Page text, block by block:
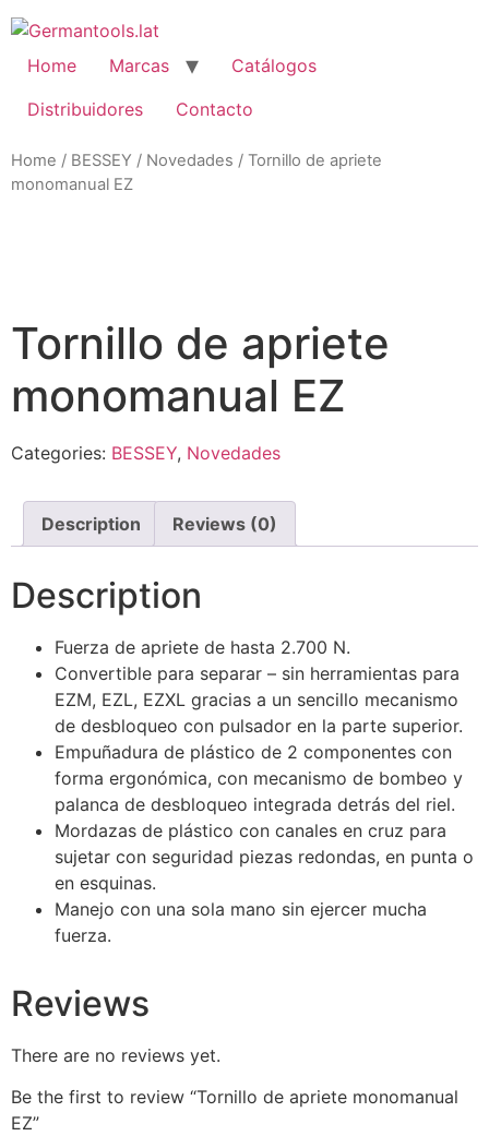
Skip
to
content
Home Marcas
Catálogos
Distribuidores
Contacto
Home / BESSEY / Novedades / Tornillo de apriete
monomanual EZ
Tornillo de apriete
monomanual EZ
Categories: BESSEY, Novedades
Description Reviews (0)
Description
Fuerza de apriete de hasta 2.700 N.
Convertible para separar – sin herramientas para
EZM, EZL, EZXL gracias a un sencillo mecanismo
de desbloqueo con pulsador en la parte superior.
Empuñadura de plástico de 2 componentes con
forma ergonómica, con mecanismo de bombeo y
palanca de desbloqueo integrada detrás del riel.
Mordazas de plástico con canales en cruz para
sujetar con seguridad piezas redondas, en punta o
en esquinas.
Manejo con una sola mano sin ejercer mucha
fuerza.
Reviews
There are no reviews yet.
Be the first to review “Tornillo de apriete monomanual
EZ”